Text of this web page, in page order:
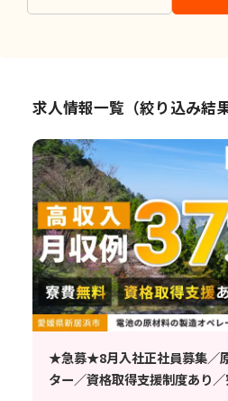
求人情報一覧（絞り込み結果
★急募★8月入社正社員募集／
ター／資格取得支援制度あり